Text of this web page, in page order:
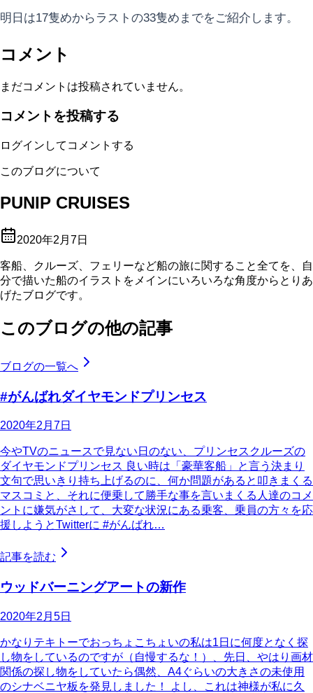
明日は17隻めからラストの33隻めまでをご紹介します。
コメント
まだコメントは投稿されていません。
コメントを投稿する
ログインしてコメントする
このブログについて
PUNIP CRUISES
2020年2月7日
客船、クルーズ、フェリーなど船の旅に関すること全てを、自
分で描いた船のイラストをメインにいろいろな角度からとりあ
げたブログです。
このブログの他の記事
ブログの一覧へ
#がんばれダイヤモンドプリンセス
2020年2月7日
今やTVのニュースで見ない日のない、プリンセスクルーズの
ダイヤモンドプリンセス 良い時は「豪華客船」と言う決まり
文句で思いきり持ち上げるのに、何か問題があると叩きまくる
マスコミと、それに便乗して勝手な事を言いまくる人達のコメ
ントに嫌気がさして、大変な状況にある乗客、乗員の方々を応
援しようとTwitterに #がんばれ…
記事を読む
ウッドバーニングアートの新作
2020年2月5日
かなりテキトーでおっちょこちょいの私は1日に何度となく探
し物をしているのですが（自慢するな！）、先日、やはり画材
関係の探し物をしていたら偶然、A4ぐらいの大きさの未使用
のシナベニヤ板を発見しました！ よし、これは神様が私に久